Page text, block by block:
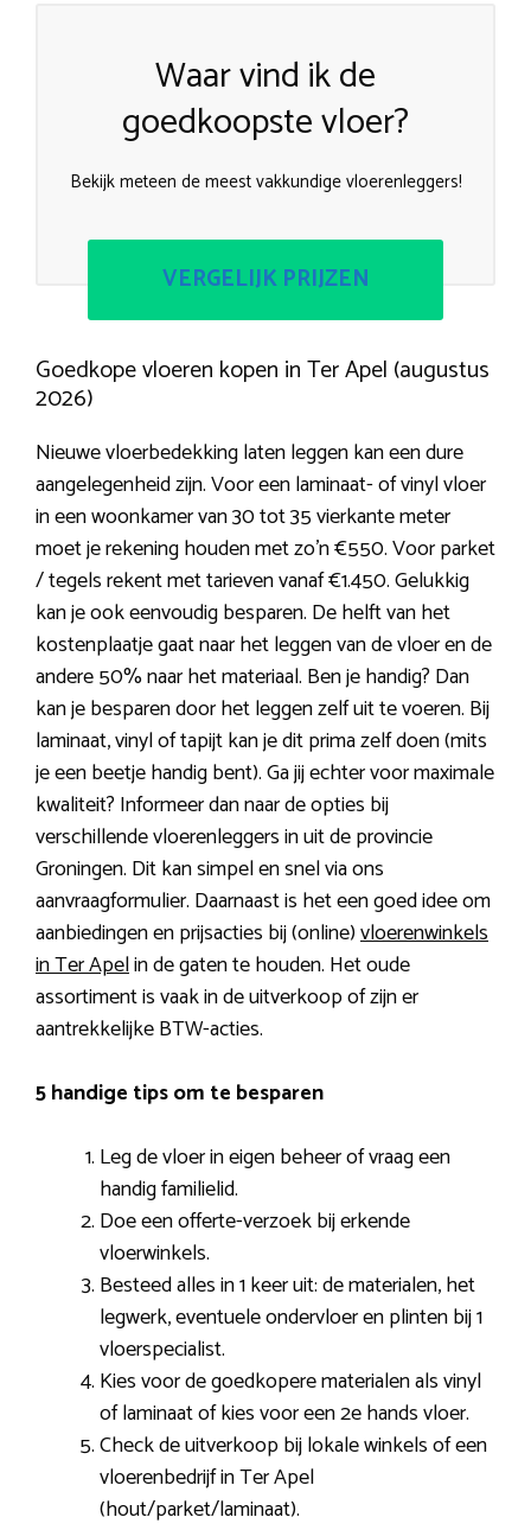
Waar vind ik de
goedkoopste vloer?
Bekijk meteen de meest vakkundige vloerenleggers!
VERGELIJK PRIJZEN
Goedkope vloeren kopen in Ter Apel (augustus
2026)
Nieuwe vloerbedekking laten leggen kan een dure
aangelegenheid zijn. Voor een laminaat- of vinyl vloer
in een woonkamer van 30 tot 35 vierkante meter
moet je rekening houden met zo’n €550. Voor parket
/ tegels rekent met tarieven vanaf €1.450. Gelukkig
kan je ook eenvoudig besparen. De helft van het
kostenplaatje gaat naar het leggen van de vloer en de
andere 50% naar het materiaal. Ben je handig? Dan
kan je besparen door het leggen zelf uit te voeren. Bij
laminaat, vinyl of tapijt kan je dit prima zelf doen (mits
je een beetje handig bent). Ga jij echter voor maximale
kwaliteit? Informeer dan naar de opties bij
verschillende vloerenleggers in uit de provincie
Groningen. Dit kan simpel en snel via ons
aanvraagformulier. Daarnaast is het een goed idee om
aanbiedingen en prijsacties bij (online)vloerenwinkels
in Ter Apelin de gaten te houden. Het oude
assortiment is vaak in de uitverkoop of zijn er
aantrekkelijke BTW-acties.
5 handige tips om te besparen
Leg de vloer in eigen beheer of vraag een
handig familielid.
Doe een offerte-verzoek bij erkende
vloerwinkels.
Besteed alles in 1 keer uit: de materialen, het
legwerk, eventuele ondervloer en plinten bij 1
vloerspecialist.
Kies voor de goedkopere materialen als vinyl
of laminaat of kies voor een 2e hands vloer.
Check de uitverkoop bij lokale winkels of een
vloerenbedrijf in Ter Apel
(hout/parket/laminaat).